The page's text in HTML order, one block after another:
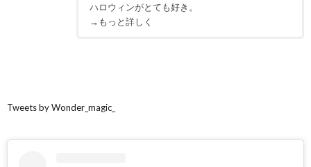
ハロウィンがとても好き。
→もっと詳しく
Tweets by Wonder_magic_